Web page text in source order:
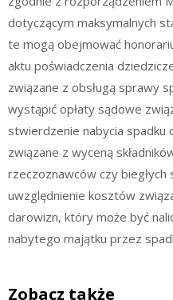
dotyczącym maksymalnych
te mogą obejmować
aktu poświadczenia
związane z obsługą sprawy
wystąpić opłaty sądowe
stwierdzenie nabycia
związane z wyceną
rzeczoznawców czy
uwzględnienie kosztów
darowizn, który może być
nabytego majątku przez
Zobacz także